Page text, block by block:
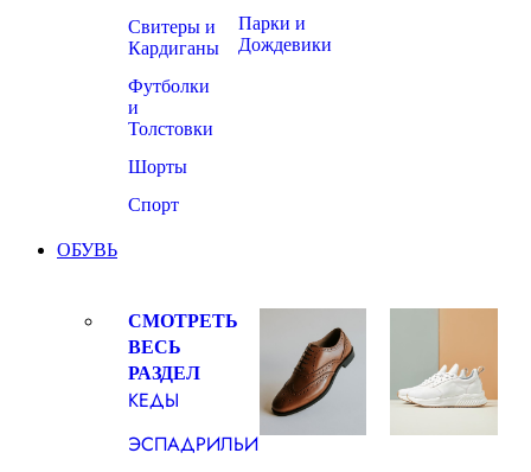
Свитеры и
Кардиганы
Футболки
и
Толстовки
Шорты
Спорт
Парки и
Дождевики
ОБУВЬ
СМОТРЕТЬ
ВЕСЬ
РАЗДЕЛ
КЕДЫ
ЭСПАДРИЛЬИ